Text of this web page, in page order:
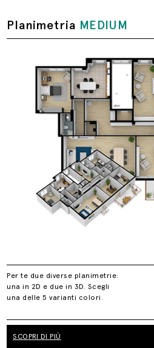
Planimetria MEDIUM
Per te due diverse planimetrie:
una in 2D e due in 3D. Scegli
una delle 5 varianti colori.
SCOPRI DI PIÙ